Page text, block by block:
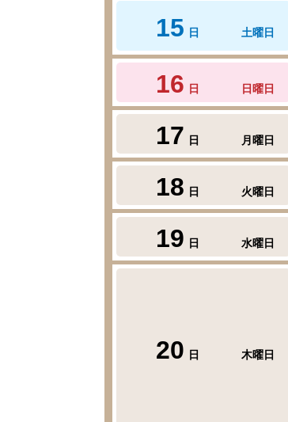
15 日 土曜日
16 日 日曜日
17 日 月曜日
18 日 火曜日
19 日 水曜日
20 日 木曜日